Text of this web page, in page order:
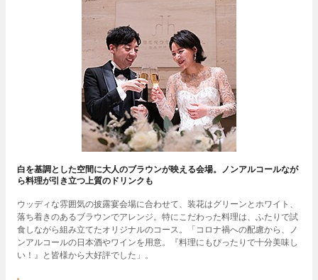
白を基調とした空間に大人のブラウンが映える会場。ノンアルコールなが
ら料理が引き立つ上質のドリンクも
ウッディな雰囲気の披露宴会場に合わせて、装花はグリーンとホワイト、
落ち着きのあるブラウンでアレンジ。特にこだわった料理は、ふたりで試
食しながら組み立てたオリジナルのコース。「コロナ禍への配慮から、ノ
ンアルコールの日本酒やワインを用意。『料理にもぴったりで十分美味し
い！』と皆様から大好評でした」。